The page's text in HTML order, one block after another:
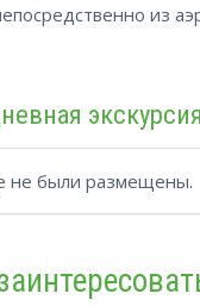
из
не были размещены.